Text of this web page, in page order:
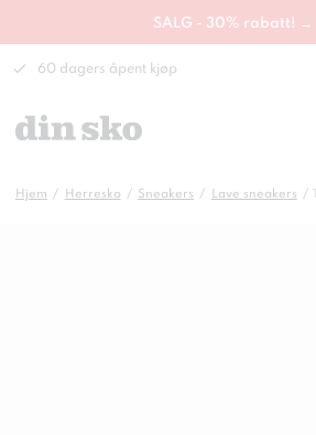
SALG - 30% rabatt! →
60 dagers åpent kjøp
Hjem Herresko Sneakers Lave sneakers